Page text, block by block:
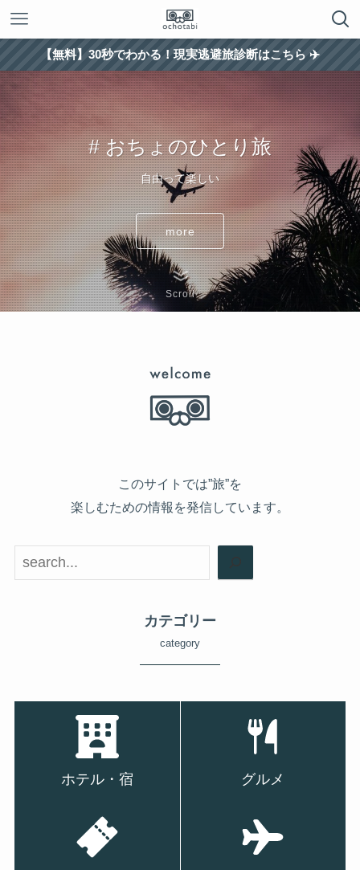
【無料】30秒でわかる！現実逃避旅診断はこちら ✈️
# おちょのひとり旅
自由って楽しい
more
Scroll
このサイトでは”旅”を
楽しむための情報を発信しています。
検索
カテゴリー
category
ホテル・宿 グルメ